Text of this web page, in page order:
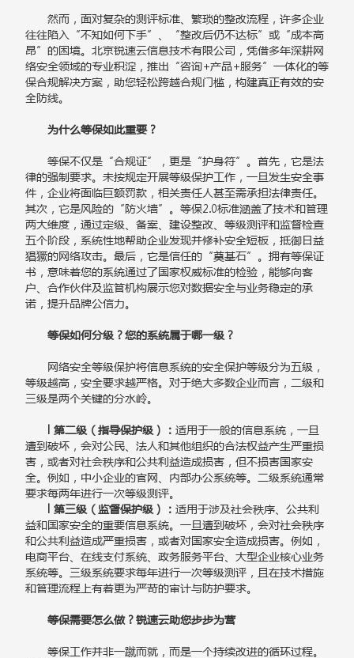
然而，面对复杂的测评标准、繁琐的整改流程，许多企业
往往陷入“不知如何下手”、“整改后仍不达标”或“成本高
昂”的困境。北京锐速云信息技术有限公司，凭借多年深耕网
络安全领域的专业积淀，推出“咨询+产品+服务”一体化的等
保合规解决方案，助您轻松跨越合规门槛，构建真正有效的安
全防线。
为什么等保如此重要？
等保不仅是“合规证”，更是“护身符”。首先，它是法
律的强制要求。未按规定开展等级保护工作，一旦发生安全事
件，企业将面临巨额罚款，相关责任人甚至需承担法律责任。
其次，它是风险的“防火墙”。等保2.0标准涵盖了技术和管理
两大维度，通过定级、备案、建设整改、等级测评和监督检查
五个阶段，系统性地帮助企业发现并修补安全短板，抵御日益
猖獗的网络攻击。最后，它是信任的“奠基石”。拥有等保证
书，意味着您的系统通过了国家权威标准的检验，能够向客
户、合作伙伴及监管机构展示您对数据安全与业务稳定的承
诺，提升品牌公信力。
等保如何分级？您的系统属于哪一级？
网络安全等级保护将信息系统的安全保护等级分为五级，
等级越高，安全要求越严格。对于绝大多数企业而言，二级和
三级是两个关键的分水岭。
l 第二级（指导保护级）： 适用于一般的信息系统，一旦
遭到破坏，会对公民、法人和其他组织的合法权益产生严重损
害，或者对社会秩序和公共利益造成损害，但不损害国家安
全。例如，中小企业的官网、内部办公系统等。二级系统通常
要求每两年进行一次等级测评。
l 第三级（监督保护级）： 适用于涉及社会秩序、公共利
益和国家安全的重要信息系统。一旦遭到破坏，会对社会秩序
和公共利益造成严重损害，或者对国家安全造成损害。例如，
电商平台、在线支付系统、政务服务平台、大型企业核心业务
系统等。三级系统要求每年进行一次等级测评，且在技术措施
和管理流程上有着更为严苛的审计与防护要求。
等保需要怎么做？锐速云助您步步为营
等保工作并非一蹴而就，而是一个持续改进的循环过程。